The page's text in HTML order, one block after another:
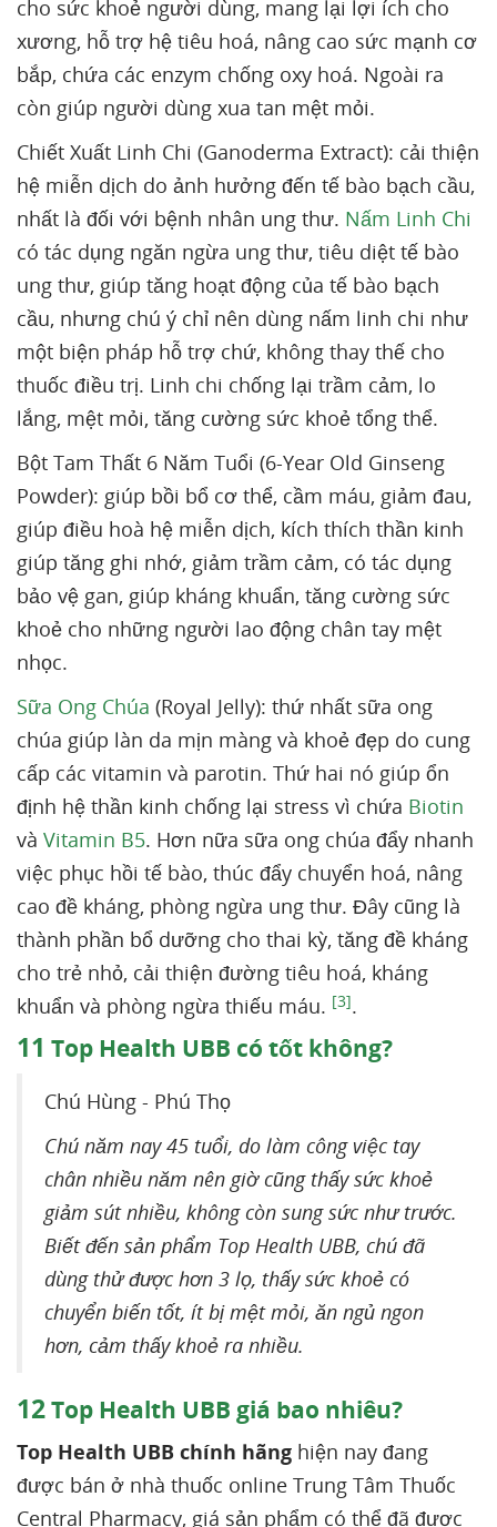
cho sức khoẻ người dùng, mang lại lợi ích cho
xương, hỗ trợ hệ tiêu hoá, nâng cao sức mạnh cơ
bắp, chứa các enzym chống oxy hoá. Ngoài ra
còn giúp người dùng xua tan mệt mỏi.
Chiết Xuất Linh Chi (Ganoderma Extract): cải thiện
hệ miễn dịch do ảnh hưởng đến tế bào bạch cầu,
nhất là đối với bệnh nhân ung thư. Nấm Linh Chi
có tác dụng ngăn ngừa ung thư, tiêu diệt tế bào
ung thư, giúp tăng hoạt động của tế bào bạch
cầu, nhưng chú ý chỉ nên dùng nấm linh chi như
một biện pháp hỗ trợ chứ, không thay thế cho
thuốc điều trị. Linh chi chống lại trầm cảm, lo
lắng, mệt mỏi, tăng cường sức khoẻ tổng thể.
Bột Tam Thất 6 Năm Tuổi (6-Year Old Ginseng
Powder): giúp bồi bổ cơ thể, cầm máu, giảm đau,
giúp điều hoà hệ miễn dịch, kích thích thần kinh
giúp tăng ghi nhớ, giảm trầm cảm, có tác dụng
bảo vệ gan, giúp kháng khuẩn, tăng cường sức
khoẻ cho những người lao động chân tay mệt
nhọc.
Sữa Ong Chúa (Royal Jelly): thứ nhất sữa ong
chúa giúp làn da mịn màng và khoẻ đẹp do cung
cấp các vitamin và parotin. Thứ hai nó giúp ổn
định hệ thần kinh chống lại stress vì chứa Biotin
và Vitamin B5. Hơn nữa sữa ong chúa đẩy nhanh
việc phục hồi tế bào, thúc đẩy chuyển hoá, nâng
cao đề kháng, phòng ngừa ung thư. Đây cũng là
thành phần bổ dưỡng cho thai kỳ, tăng đề kháng
cho trẻ nhỏ, cải thiện đường tiêu hoá, kháng
khuẩn và phòng ngừa thiếu máu. [3].
11 Top Health UBB có tốt không?
Chú Hùng - Phú Thọ
Chú năm nay 45 tuổi, do làm công việc tay
chân nhiều năm nên giờ cũng thấy sức khoẻ
giảm sút nhiều, không còn sung sức như trước.
Biết đến sản phẩm Top Health UBB, chú đã
dùng thử được hơn 3 lọ, thấy sức khoẻ có
chuyển biến tốt, ít bị mệt mỏi, ăn ngủ ngon
hơn, cảm thấy khoẻ ra nhiều.
12Top Health UBB giá bao nhiêu?
Top Health UBB chính hãng hiện nay đang
được bán ở nhà thuốc online Trung Tâm Thuốc
Central Pharmacy, giá sản phẩm có thể đã được